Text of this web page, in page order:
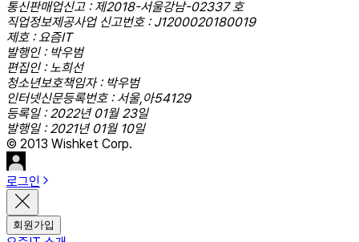
통신판매업신고 : 제2018-서울강남-02337 호
직업정보제공사업 신고번호 : J1200020180019
제호 : 요즘IT
발행인 : 박우범
편집인 : 노희선
청소년보호책임자 : 박우범
인터넷신문등록번호 : 서울,아54129
등록일 : 2022년 01월 23일
발행일 : 2021년 01월 10일
© 2013 Wishket Corp.
로그인
회원가입